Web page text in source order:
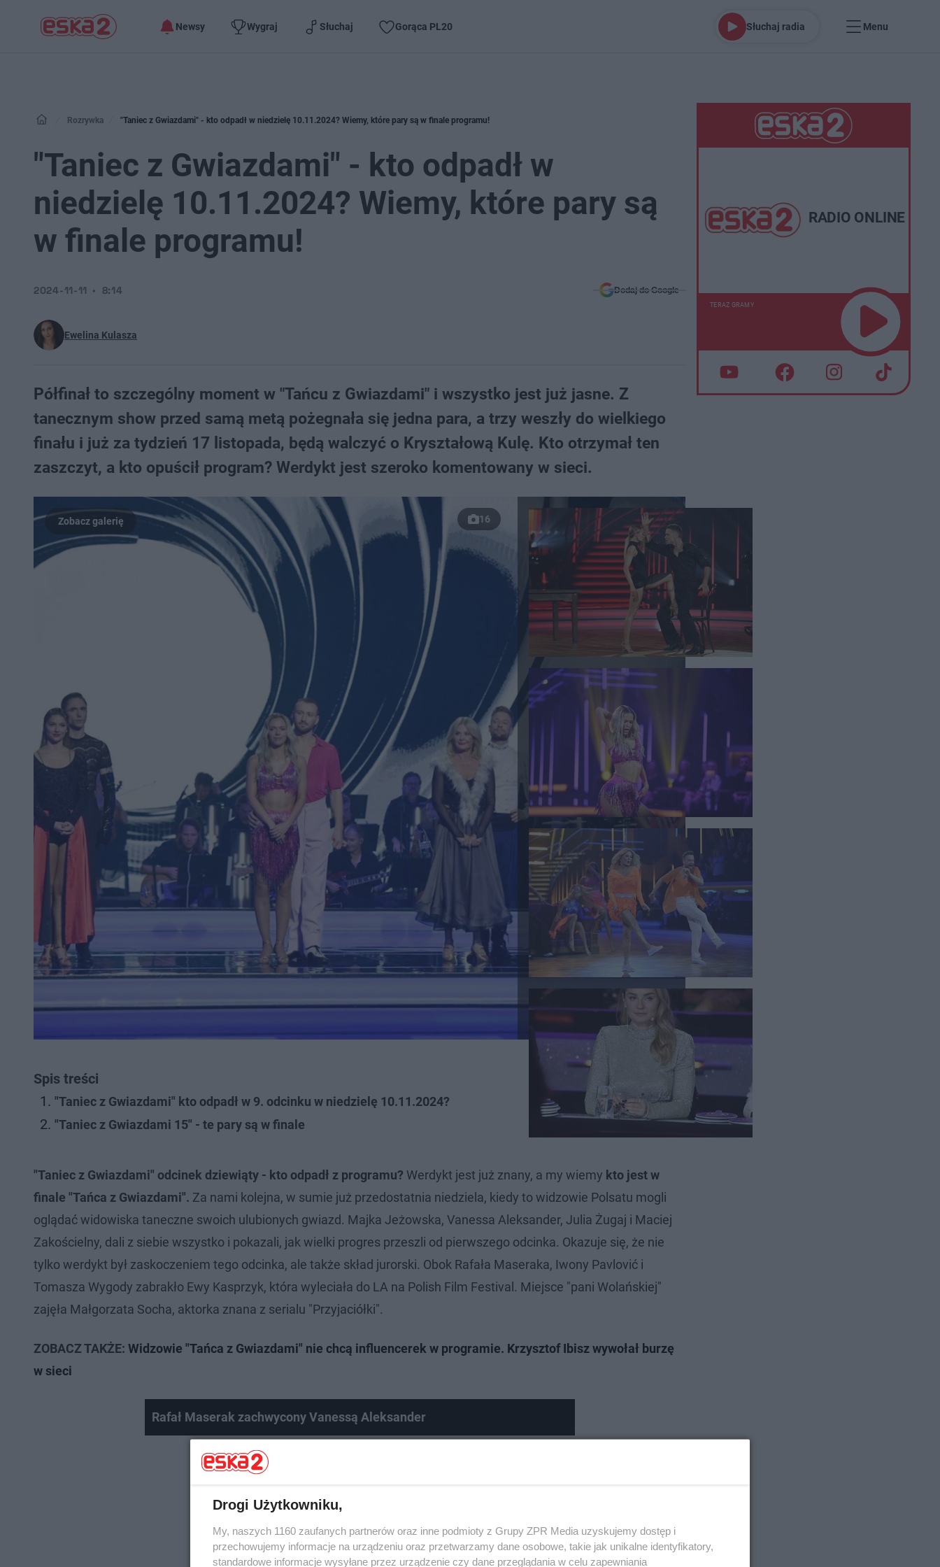
Newsy Wygraj Słuchaj Gorąca PL20 Słuchaj radia Menu
Rozrywka "Taniec z Gwiazdami" - kto odpadł w niedzielę 10.11.2024? Wiemy, które pary są w finale programu!
"Taniec z Gwiazdami" - kto odpadł w
niedzielę 10.11.2024? Wiemy, które pary są
w finale programu!
Ewelina Kulasza
2024-11-11 8:14 Dodaj do Google
Półfinał to szczególny moment w "Tańcu z Gwiazdami" i wszystko jest już jasne. Z
tanecznym show przed samą metą pożegnała się jedna para, a trzy weszły do wielkiego
finału i już za tydzień 17 listopada, będą walczyć o Kryształową Kulę. Kto otrzymał ten
zaszczyt, a kto opuścił program? Werdykt jest szeroko komentowany w sieci.
16
Spis treści
"Taniec z Gwiazdami" kto odpadł w 9. odcinku w niedzielę 10.11.2024?
"Taniec z Gwiazdami 15" - te pary są w finale
"Taniec z Gwiazdami" odcinek dziewiąty - kto odpadł z programu? Werdykt jest już znany, a my wiemy kto jest w
finale "Tańca z Gwiazdami". Za nami kolejna, w sumie już przedostatnia niedziela, kiedy to widzowie Polsatu mogli
oglądać widowiska taneczne swoich ulubionych gwiazd. Majka Jeżowska, Vanessa Aleksander, Julia Żugaj i Maciej
Zakościelny, dali z siebie wszystko i pokazali, jak wielki progres przeszli od pierwszego odcinka. Okazuje się, że nie
tylko werdykt był zaskoczeniem tego odcinka, ale także skład jurorski. Obok Rafała Maseraka, Iwony Pavlović i
Tomasza Wygody zabrakło Ewy Kasprzyk, która wyleciała do LA na Polish Film Festival. Miejsce "pani Wolańskiej"
zajęła Małgorzata Socha, aktorka znana z serialu "Przyjaciółki".
ZOBACZ TAKŻE: Widzowie "Tańca z Gwiazdami" nie chcą influencerek w programie. Krzysztof Ibisz wywołał burzę
w sieci
Rafał Maserak zachwycony Vanessą Aleksander
RADIO ONLINE
TERAZ GRAMY
Drogi Użytkowniku,
My, naszych 1160 zaufanych partnerów oraz inne podmioty z Grupy ZPR Media uzyskujemy dostęp i
przechowujemy informacje na urządzeniu oraz przetwarzamy dane osobowe, takie jak unikalne identyfikatory,
standardowe informacje wysyłane przez urządzenie czy dane przeglądania w celu zapewniania